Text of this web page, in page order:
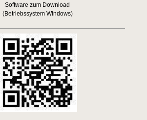
Software zum Download
(Betriebssystem Windows)